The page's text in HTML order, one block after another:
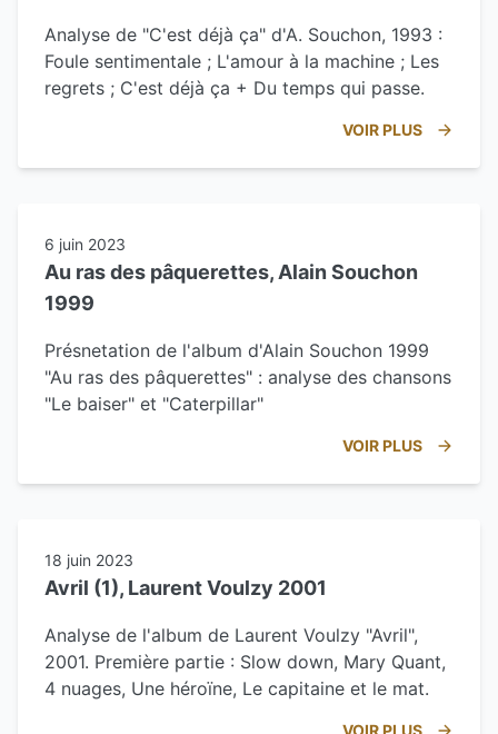
Analyse de "C'est déjà ça" d'A. Souchon, 1993 :
Foule sentimentale ; L'amour à la machine ; Les
regrets ; C'est déjà ça + Du temps qui passe.
VOIR PLUS
6 juin 2023
Au ras des pâquerettes, Alain Souchon
1999
Présnetation de l'album d'Alain Souchon 1999
"Au ras des pâquerettes" : analyse des chansons
"Le baiser" et "Caterpillar"
VOIR PLUS
18 juin 2023
Avril (1), Laurent Voulzy 2001
Analyse de l'album de Laurent Voulzy "Avril",
2001. Première partie : Slow down, Mary Quant,
4 nuages, Une héroïne, Le capitaine et le mat.
VOIR PLUS